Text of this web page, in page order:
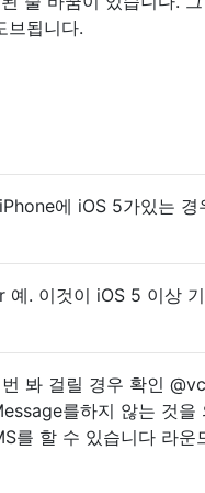
브됩니다.
에 iOS 5가있는
예. 이것이 iOS 5 이상
봐 걸릴 경우 확인
를하지 않는 것
를 할 수 있습니다 라